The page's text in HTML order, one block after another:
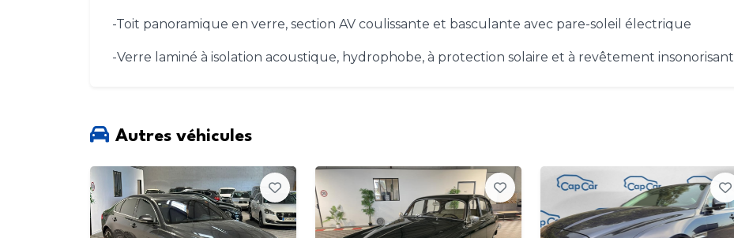
-Toit panoramique en verre, section AV coulissante et basculante avec pare-soleil électrique
-Verre laminé à isolation acoustique, hydrophobe, à protection solaire et à revêtement insonorisant
Autres véhicules